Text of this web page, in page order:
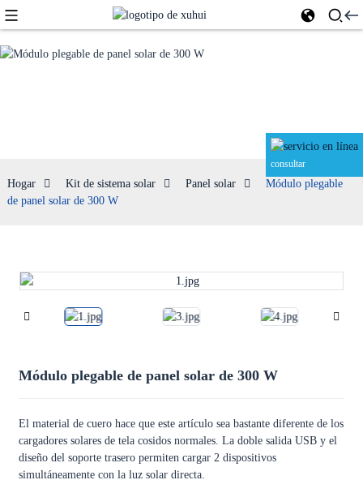
consultar
Hogar Kit de sistema solar Panel solar
Módulo plegable
de panel solar de 300 W
Módulo plegable de panel solar de 300 W
El material de cuero hace que este artículo sea bastante diferente de los
cargadores solares de tela cosidos normales. La doble salida USB y el
diseño del soporte trasero permiten cargar 2 dispositivos
simultáneamente con la luz solar directa.